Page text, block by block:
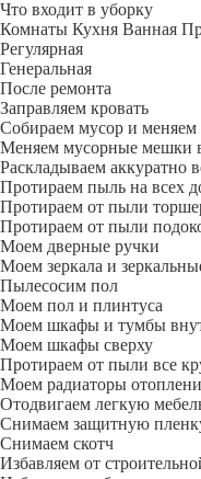
Что входит в уборку
Регу­лярная
Гене­ральная
После ремонта
Заправляем кровать
Собираем мусор и
Меняем мусорные мешки
Раскладываем аккуратно
Протираем пыль на всех
Протираем от пыли
Протираем от пыли
Моем дверные ручки
Моем зеркала и
Пылесосим пол
Моем пол и плинтуса
Моем шкафы и тумбы
Моем шкафы сверху
Протираем от пыли все
Моем радиаторы
Отодвигаем легкую
Снимаем защитную
Снимаем скотч
Избавляем от